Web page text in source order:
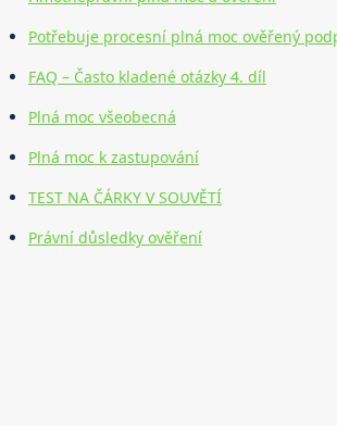
Potřebuje procesní plná moc ověřený
FAQ – Často kladené otázky 4. díl
Plná moc všeobecná
Plná moc k zastupování
TEST NA ČÁRKY V SOUVĚTÍ
Právní důsledky ověření